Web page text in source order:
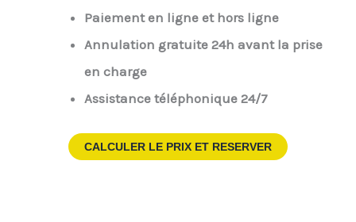
Paiement en ligne et hors ligne
Annulation gratuite 24h avant la prise
en charge
Assistance téléphonique 24/7
CALCULER LE PRIX ET RESERVER